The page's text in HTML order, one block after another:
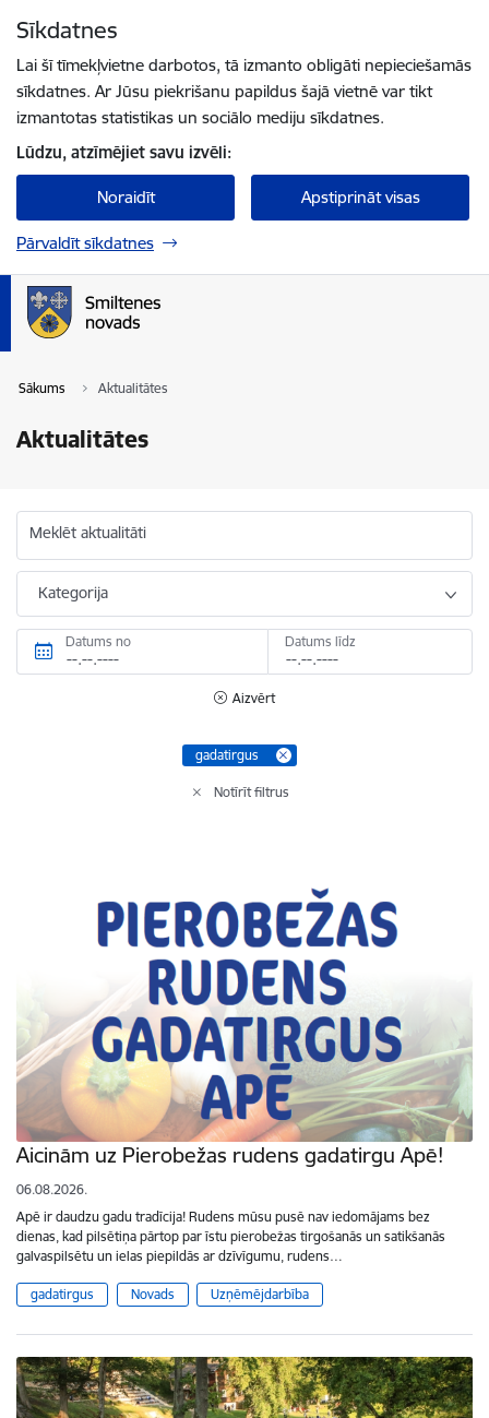
Sīkdatnes
Lai šī tīmekļvietne darbotos, tā izmanto obligāti nepieciešamās
sīkdatnes. Ar Jūsu piekrišanu papildus šajā vietnē var tikt
izmantotas statistikas un sociālo mediju sīkdatnes.
Lūdzu, atzīmējiet savu izvēli:
Noraidīt Apstiprināt visas
Pārvaldīt sīkdatnes
Sākums Aktualitātes
Aktualitātes
Meklēt aktualitāti
Kategorija
Datums no Datums līdz
Aizvērt
gadatirgus
Notīrīt filtrus
Aicinām uz Pierobežas rudens gadatirgu Apē!
06.08.2026.
Apē ir daudzu gadu tradīcija! Rudens mūsu pusē nav iedomājams bez
dienas, kad pilsētiņa pārtop par īstu pierobežas tirgošanās un satikšanās
galvaspilsētu un ielas piepildās ar dzīvīgumu, rudens…
gadatirgus Novads Uzņēmējdarbība